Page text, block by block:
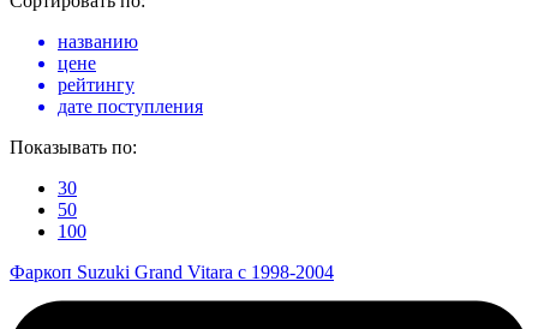
названию
цене
рейтингу
дате поступления
Показывать по:
30
50
100
Фаркоп Suzuki Grand Vitara с 1998-2004